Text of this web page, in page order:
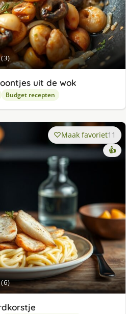
uit de wok
Budget recepten
Maak favoriet11
👍